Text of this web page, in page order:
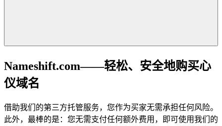
Nameshift.com——轻松、安全地购买心
仪域名
借助我们的第三方托管服务，您作为买家无需承担任何风险。
此外，最棒的是：您无需支付任何额外费用，即可使用我们的